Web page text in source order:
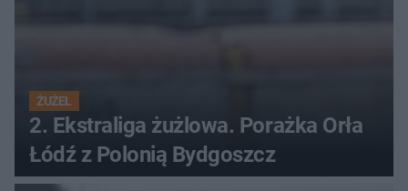
ŻUŻEL
2. Ekstraliga żużlowa. Porażka Orła
Łódź z Polonią Bydgoszcz